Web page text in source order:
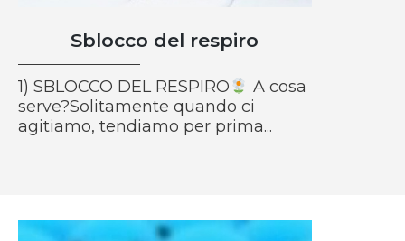
Sblocco del respiro
1) SBLOCCO DEL RESPIRO
A cosa
serve?Solitamente quando ci
agitiamo, tendiamo per prima...